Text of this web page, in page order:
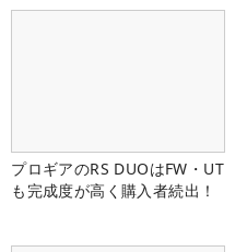
プロギアのRS DUOはFW・UT
も完成度が高く購入者続出！